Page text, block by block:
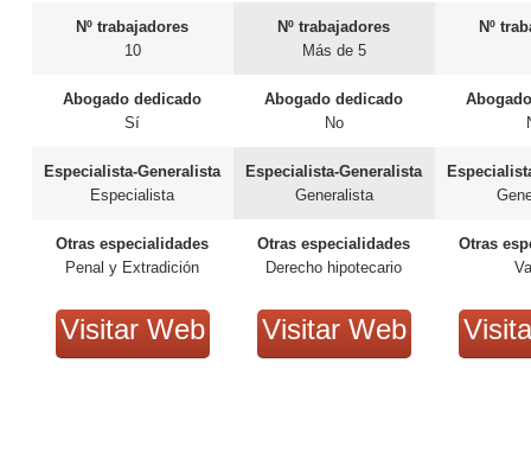
Nº trabajadores
10
Abogado dedicado
Sí
Especialista-Generalista
Especialista
Otras especialidades
Penal y Extradición
Visitar Web
Nº trabajadores
Más de 5
Abogado dedicado
No
Especialista-Generalista
Generalista
Otras especialidades
Derecho hipotecario
Visitar Web
Nº
Otras